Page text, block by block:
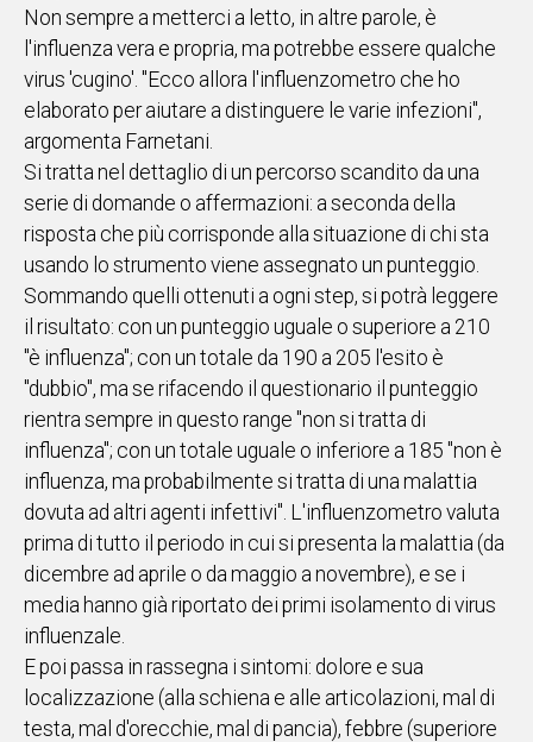
Non sempre a metterci a letto, in altre parole, è
l'influenza vera e propria, ma potrebbe essere qualche
virus 'cugino'. "Ecco allora l'influenzometro che ho
elaborato per aiutare a distinguere le varie infezioni",
argomenta Farnetani.
Si tratta nel dettaglio di un percorso scandito da una
serie di domande o affermazioni: a seconda della
risposta che più corrisponde alla situazione di chi sta
usando lo strumento viene assegnato un punteggio.
Sommando quelli ottenuti a ogni step, si potrà leggere
il risultato: con un punteggio uguale o superiore a 210
"è influenza"; con un totale da 190 a 205 l'esito è
"dubbio", ma se rifacendo il questionario il punteggio
rientra sempre in questo range "non si tratta di
influenza"; con un totale uguale o inferiore a 185 "non è
influenza, ma probabilmente si tratta di una malattia
dovuta ad altri agenti infettivi". L'influenzometro valuta
prima di tutto il periodo in cui si presenta la malattia (da
dicembre ad aprile o da maggio a novembre), e se i
media hanno già riportato dei primi isolamento di virus
influenzale.
E poi passa in rassegna i sintomi: dolore e sua
localizzazione (alla schiena e alle articolazioni, mal di
testa, mal d'orecchie, mal di pancia), febbre (superiore